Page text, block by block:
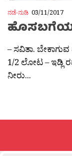
ನಡೆ-ನುಡಿ 03/11/2017
ಹೊಸಬಗೆಯ
– ಸವಿತಾ.
1/2 ಲೋಟ – ಇಡ್ಲಿ
ನೀರು...